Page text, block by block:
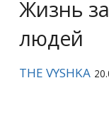
Жизнь
людей
THE VYSHKA